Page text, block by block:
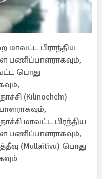
மாவட்ட பிராந்திய
பணிப்பாளராகவும்,
பொது
(Kilinochchi)
மாவட்ட பிரந்திய
பணிப்பாளராகவும்,
(Mullaitivu) பொது